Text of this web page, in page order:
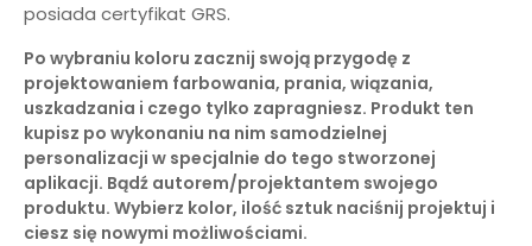
posiada certyfikat GRS.
Po wybraniu koloru zacznij swoją przygodę z
projektowaniem farbowania, prania, wiązania,
uszkadzania i czego tylko zapragniesz. Produkt ten
kupisz po wykonaniu na nim samodzielnej
personalizacji w specjalnie do tego stworzonej
aplikacji. Bądź autorem/projektantem swojego
produktu. Wybierz kolor, ilość sztuk naciśnij projektuj i
ciesz się nowymi możliwościami.